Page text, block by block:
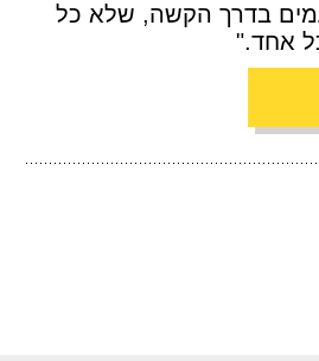
בדרך הקשה, שלא כל
אחד."